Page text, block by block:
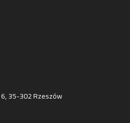
6, 35-302 Rzeszów